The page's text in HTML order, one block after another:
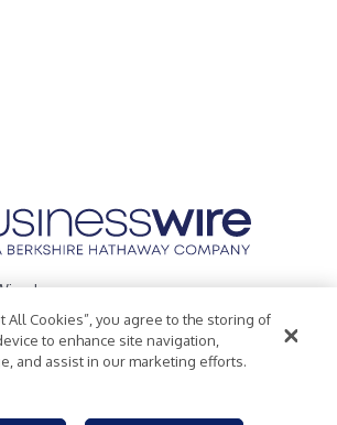
Inc.
Policy
Accessibility Statement
All Cookies”, you agree to the storing of
to enhance site navigation,
and assist in our marketing efforts.